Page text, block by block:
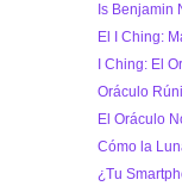
Is Benjamin
El I Ching:
I Ching: El
Oráculo
El Oráculo
Cómo la
¿Tu